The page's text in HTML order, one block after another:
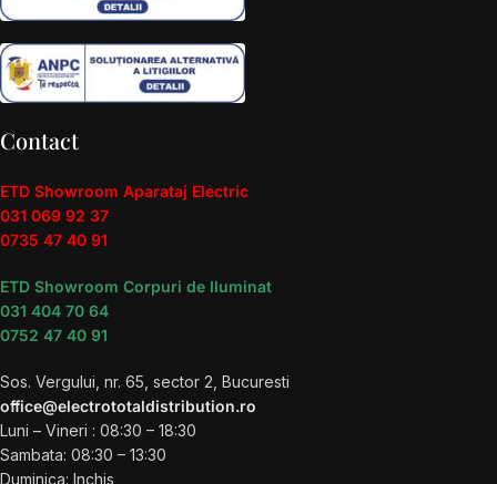
Contact
ETD Showroom Aparataj Electric
031 069 92 37
0735 47 40 91
ETD Showroom Corpuri de Iluminat
031 404 70 64
0752 47 40 91
Sos. Vergului, nr. 65, sector 2, Bucuresti
office@electrototaldistribution.ro
Luni – Vineri : 08:30 – 18:30
Sambata: 08:30 – 13:30
Duminica: Inchis